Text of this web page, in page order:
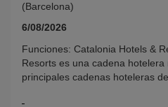
(Barcelona)
6/08/2026
Funciones: Catalonia Hotels &
Resorts es una cadena
principales cadenas hoteleras